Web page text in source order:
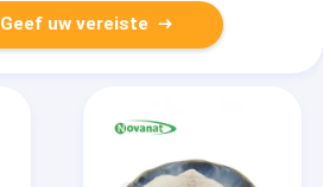
Geef uw vereiste